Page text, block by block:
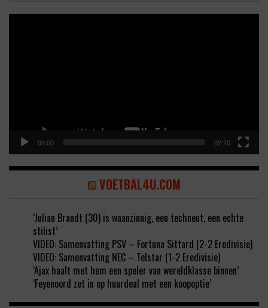
00:00 02:20
VOETBAL4U.COM
‘Julian Brandt (30) is waanzinnig, een techneut, een echte
stilist’
VIDEO: Samenvatting PSV – Fortuna Sittard (2-2 Eredivisie)
VIDEO: Samenvatting NEC – Telstar (1-2 Eredivisie)
‘Ajax haalt met hem een speler van wereldklasse binnen’
‘Feyenoord zet in op huurdeal met een koopoptie’